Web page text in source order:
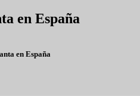
en España
en España